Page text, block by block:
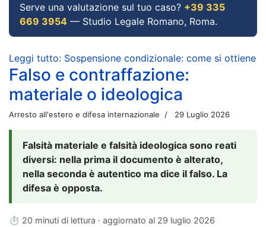
Serve una valutazione sul tuo caso? +39 335
669 3954 — Studio Legale Romano, Roma.
Leggi tutto: Sospensione condizionale: come si ottiene
Falso e contraffazione:
materiale o ideologica
Arresto all'estero e difesa internazionale 29 Luglio 2026
Falsità materiale e falsità ideologica sono reati
diversi: nella prima il documento è alterato,
nella seconda è autentico ma dice il falso. La
difesa è opposta.
⏱ 20 minuti di lettura · aggiornato al 29 luglio 2026